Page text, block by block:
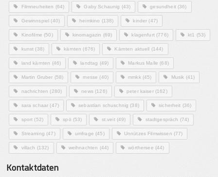
Filmneuheiten (64) Gaby Schaunig (43) gesundheit(36)
Gewinnspiel (40) heimkino (138) kinder (47)
Kinofilme (50) kinomagazin (69) klagenfurt(776) kt1 (53)
kunst (38) kärnten (676) Kärnten aktuell (144)
land kärnten (46) landtag (49) Markus Malle (68)
Martin Gruber (58) messe (40) mmkk(45) Musik (41)
nachrichten (280) news(126) peter kaiser(162)
sara schaar (47) sebastian schuschnig (38) sicherheit (36)
sport (52) spö (53) st.veit(49) stadtgespräch (74)
Streaming (47) umfrage (45) Unnützes Filmwissen (77)
villach (132) weihnachten (44) wörthersee (44)
Kontaktdaten